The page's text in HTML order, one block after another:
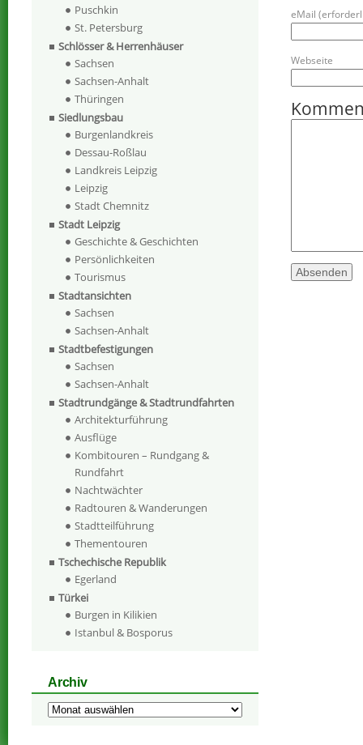
eMail
Webseite
Puschkin
St. Petersburg
Schlösser & Herrenhäuser
Sachsen
Sachsen-Anhalt
Thüringen
Siedlungsbau
Burgenlandkreis
Dessau-Roßlau
Landkreis Leipzig
Leipzig
Stadt Chemnitz
Stadt Leipzig
Geschichte & Geschichten
Persönlichkeiten
Tourismus
Stadtansichten
Sachsen
Sachsen-Anhalt
Stadtbefestigungen
Sachsen
Sachsen-Anhalt
Stadtrundgänge & Stadtrundfahrten
Architekturführung
Ausflüge
Kombitouren – Rundgang &
Rundfahrt
Nachtwächter
Radtouren & Wanderungen
Stadtteilführung
Thementouren
Tschechische Republik
Egerland
Türkei
Burgen in Kilikien
Istanbul & Bosporus
Archiv
Archiv